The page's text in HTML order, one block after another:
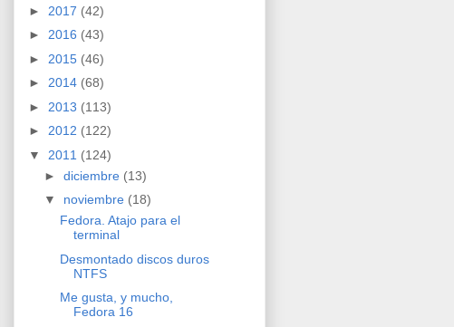
► 2017 (42)
► 2016 (43)
► 2015 (46)
► 2014 (68)
► 2013 (113)
► 2012 (122)
▼ 2011 (124)
► diciembre (13)
▼ noviembre (18)
Fedora. Atajo para el
terminal
Desmontado discos duros
NTFS
Me gusta, y mucho,
Fedora 16